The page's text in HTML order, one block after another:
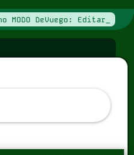
MODO DeVuego: Editar_